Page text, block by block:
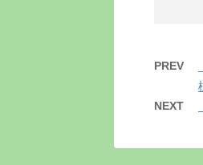
PREV
NEXT